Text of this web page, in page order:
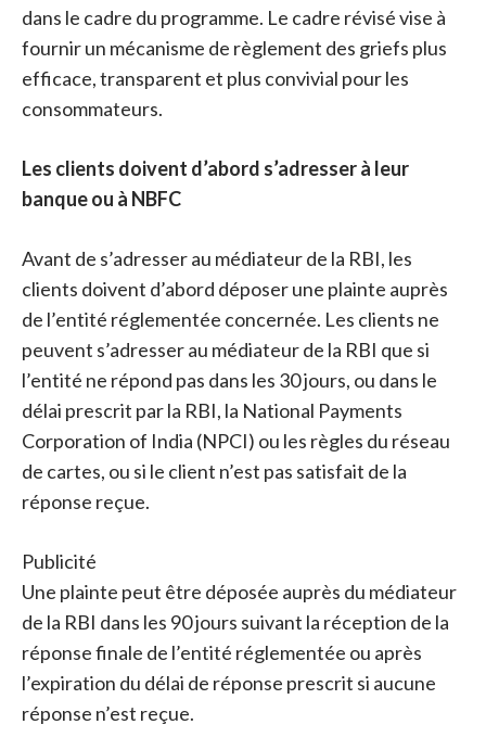
dans le cadre du programme. Le cadre révisé vise à
fournir un mécanisme de règlement des griefs plus
efficace, transparent et plus convivial pour les
consommateurs.
Les clients doivent d’abord s’adresser à leur
banque ou à NBFC
Avant de s’adresser au médiateur de la RBI, les
clients doivent d’abord déposer une plainte auprès
de l’entité réglementée concernée. Les clients ne
peuvent s’adresser au médiateur de la RBI que si
l’entité ne répond pas dans les 30 jours, ou dans le
délai prescrit par la RBI, la National Payments
Corporation of India (NPCI) ou les règles du réseau
de cartes, ou si le client n’est pas satisfait de la
réponse reçue.
Publicité
Une plainte peut être déposée auprès du médiateur
de la RBI dans les 90 jours suivant la réception de la
réponse finale de l’entité réglementée ou après
l’expiration du délai de réponse prescrit si aucune
réponse n’est reçue.